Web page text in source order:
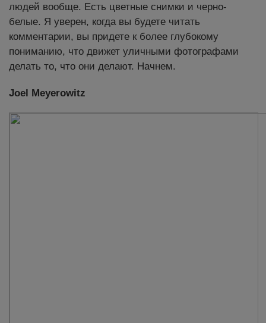
людей вообще. Есть цветные снимки и черно-
белые. Я уверен, когда вы будете читать
комментарии, вы придете к более глубокому
пониманию, что движет уличными фотографами
делать то, что они делают. Начнем.
Joel Meyerowitz